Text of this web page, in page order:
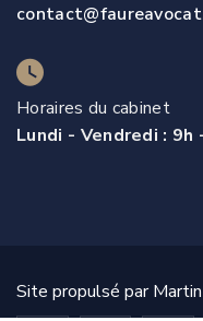
Horaires du cabinet
Lundi - Vendredi : 9h
Site propulsé par Martin